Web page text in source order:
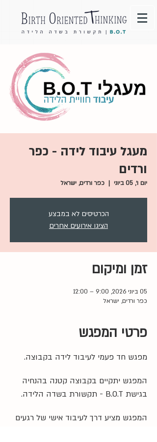
מעגל עיבוד לידה - כפר
ורדים
יום ו׳, 05 ביוני
  |
כפר ורדים, ישראל
הכרטיסים לא במבצע
הציגו אירועים אחרים
זמן ומיקום
05 ביוני 2026, 9:00 – 12:00
כפר ורדים, ישראל
פרטי המפגש
מפגש חד פעמי לעיבוד לידה בקבוצה.
המפגש יתקיים בקבוצה קטנה בהנחיה
בגישת B.O.T - תקשורת בשדה הלידה.
המפגש מציע דרך לעיבוד אישי של רגעים